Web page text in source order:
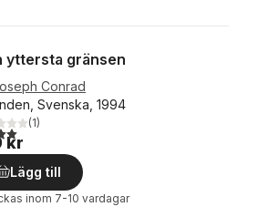
yttersta gränsen
Conrad
Svenska, 1994
5 stjärnor. Totalt antal röster:
(1)
kr
Lägg till
inom 7-10 vardagar